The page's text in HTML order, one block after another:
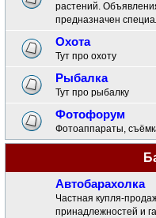
растений.
предназначен
Охота
Тут про охоту
Рыбалка
Тут про рыбалку
Фотофорум
Фотоаппараты,
Автобарахолка
Частная купля-
принадлежностей и